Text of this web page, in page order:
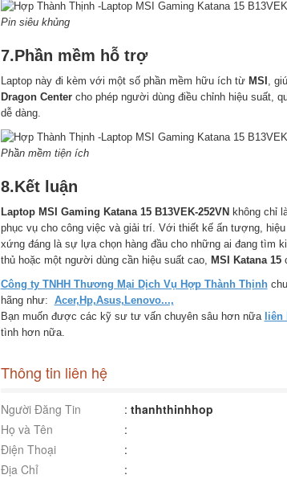
Pin siêu khủng
7.Phần mềm hỗ trợ
Laptop này đi kèm với một số phần mềm hữu ích từ MSI ,
Dragon Center cho phép người dùng điều chỉnh hiệu suất,
dễ dàng.
Phần mềm tiện ích
8.Kết luận
Laptop MSI Gaming Katana 15 B13VEK-252VN không chỉ
phục vụ cho công việc và giải trí. Với thiết kế ấn tượng,
xứng đáng là sự lựa chọn hàng đầu cho những ai đang tìm
thủ hoặc một người dùng cần hiệu suất cao, MSI Katana 15
Công ty TNHH Thương Mại Dịch Vụ Hợp Thành Thịnh
hãng như: Acer,Hp,Asus,Lenovo...,
Bạn muốn được các kỹ sư tư vấn chuyên sâu hơn nữa liên
tình hơn nữa.
Thông tin liên hệ
Người Đăng Tin : thanhthinhhop
Họ và Tên
:
Điện Thoại
:
Địa Chỉ
: